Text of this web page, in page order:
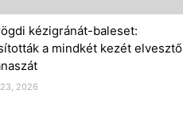
kézigránát-baleset:
a mindkét kezét elvesztő
2026